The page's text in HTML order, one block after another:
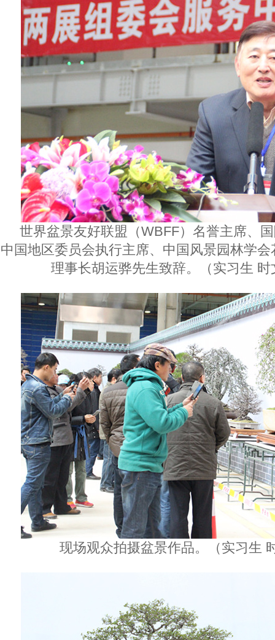
世界盆景友好联盟（WBFF）名誉主席、
中国地区委员会执行主席、中国风景园林学
理事长胡运骅先生致辞。（实习生 时
现场观众拍摄盆景作品。（实习生